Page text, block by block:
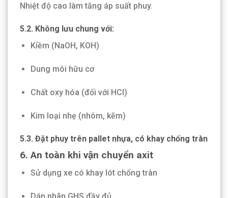
Nhiệt độ cao làm tăng áp suất phuy.
5.2. Không lưu chung với:
Kiềm (NaOH, KOH)
Dung môi hữu cơ
Chất oxy hóa (đối với HCl)
Kim loại nhẹ (nhôm, kẽm)
5.3. Đặt phuy trên pallet nhựa, có khay chống tràn
6. An toàn khi vận chuyển axit
Sử dụng xe có khay lót chống tràn